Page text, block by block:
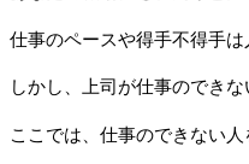
仕事のペースや得手不得手
しかし、上司が仕事のでき
ここでは、仕事のできない